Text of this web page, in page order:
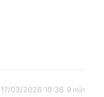
17/03/2026 10:36 9 min